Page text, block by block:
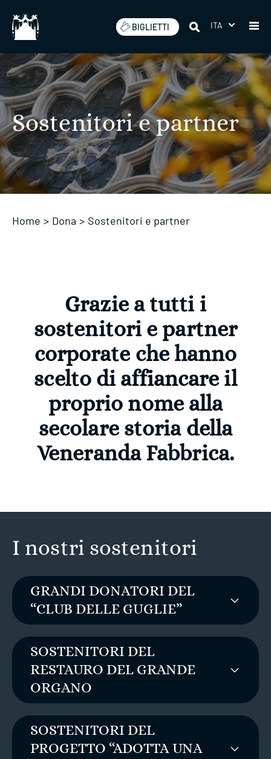
BIGLIETTI ITA
Sostenitori e partner
Home > Dona > Sostenitori e partner
Grazie a tutti i
sostenitori e partner
corporate che hanno
scelto di affiancare il
proprio nome alla
secolare storia della
Veneranda Fabbrica.
I nostri sostenitori
GRANDI DONATORI DEL
“CLUB DELLE GUGLIE”
SOSTENITORI DEL
RESTAURO DEL GRANDE
ORGANO
SOSTENITORI DEL
PROGETTO “ADOTTA UNA